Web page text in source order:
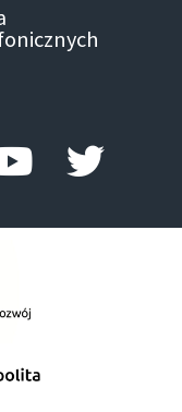
Youtube